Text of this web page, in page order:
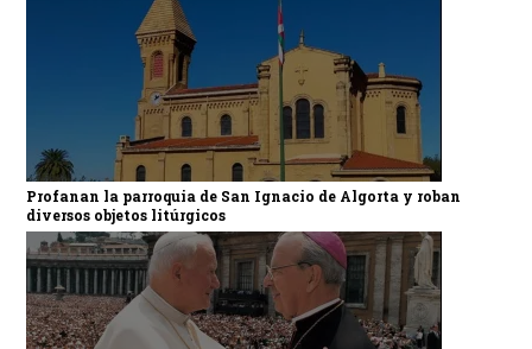
Profanan la parroquia de San Ignacio de Algorta y roban
diversos objetos litúrgicos